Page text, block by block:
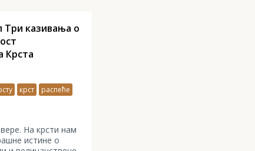
Три казивања о
Крста
крст
распеће
На крсти нам
истине о